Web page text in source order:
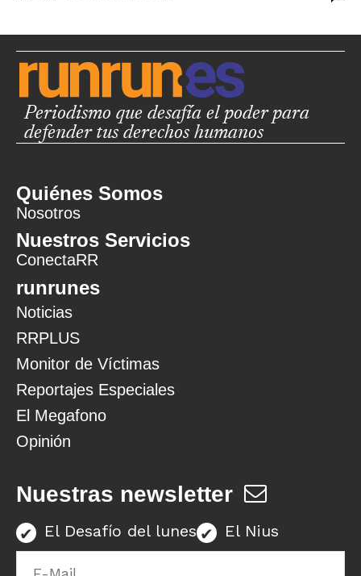
Periodismo que desafía el poder para
defender tus derechos humanos
Quiénes Somos
Nosotros
Nuestros Servicios
ConectaRR
runrunes
Noticias
RRPLUS
Monitor de Víctimas
Reportajes Especiales
El Megafono
Opinión
Nuestras newsletter
El Desafío del lunes El Nius